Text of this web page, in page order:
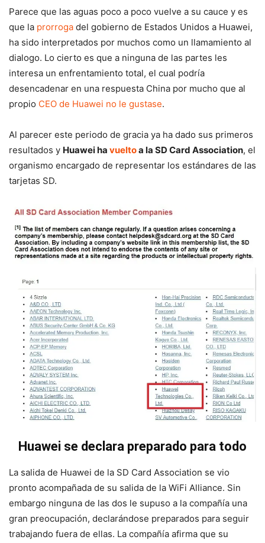
Parece que las aguas poco a poco vuelve a su cauce y es
que la prorroga del gobierno de Estados Unidos a Huawei,
ha sido interpretados por muchos como un llamamiento al
dialogo. Lo cierto es que a ninguna de las partes les
interesa un enfrentamiento total, el cual podría
desencadenar en una respuesta China por mucho que al
propio CEO de Huawei no le gustase.
Al parecer este periodo de gracia ya ha dado sus primeros
resultados y Huawei ha vueltoa la SD Card Association, el
organismo encargado de representar los estándares de las
tarjetas SD.
Huawei se declara preparado para todo
La salida de Huawei de la SD Card Association se vio
pronto acompañada de su salida de la WiFi Alliance. Sin
embargo ninguna de las dos le supuso a la compañía una
gran preocupación, declarándose preparados para seguir
trabajando fuera de ellas. La compañía afirma que su